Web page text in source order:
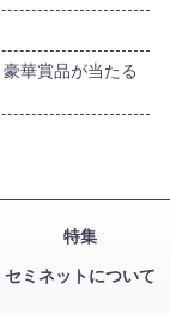
華賞品が当たる
特集
セミネットについて